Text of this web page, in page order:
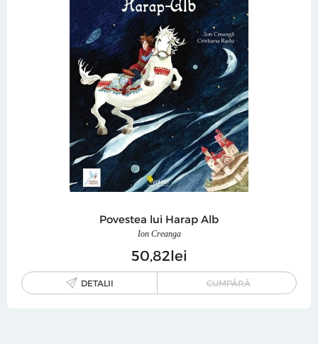
Povestea lui Harap Alb
Ion Creanga
5082lei
DETALII CUMPĂRĂ